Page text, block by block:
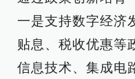
一是支持数字经济
贴息、税收优惠等
信息技术、集成电